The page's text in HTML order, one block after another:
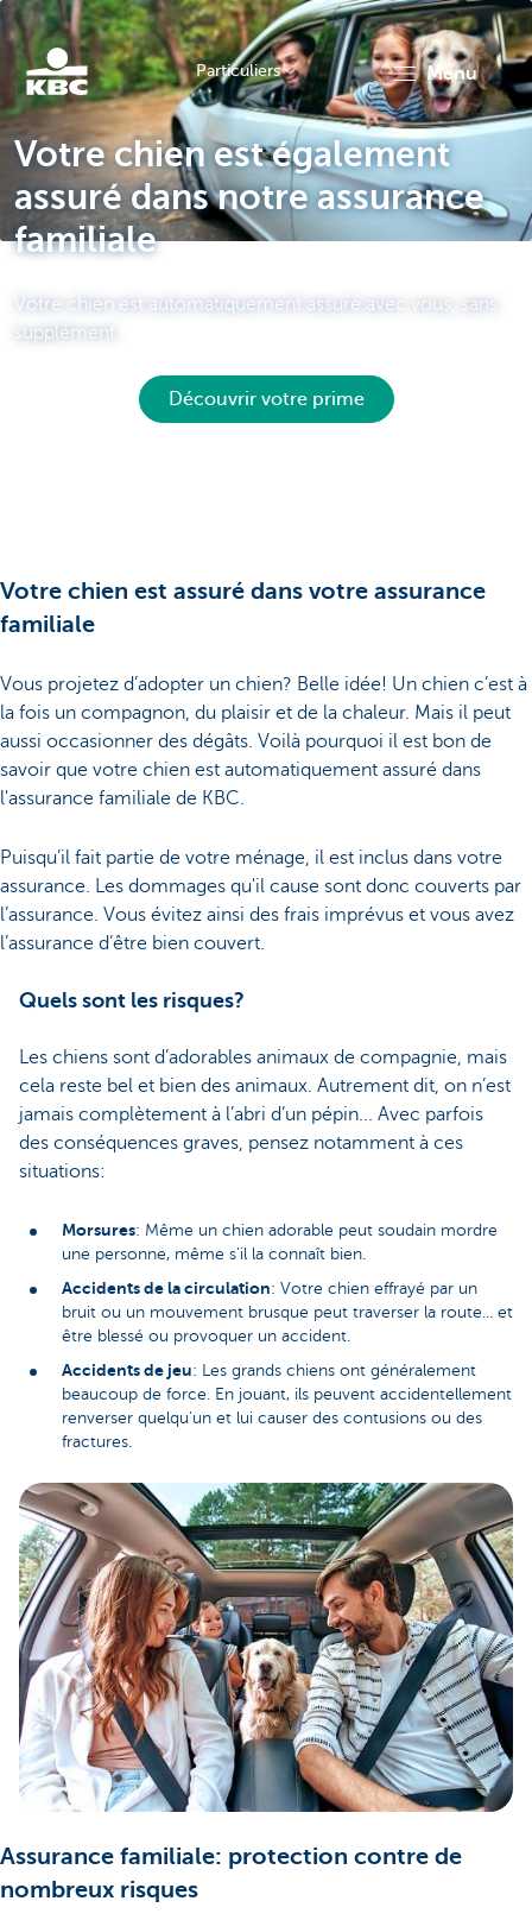
Particuliers menu
Votre chien est également
assuré dans notre assurance
familiale
Votre chien est automatiquement assuré avec vous, sans
supplément.
Découvrir votre prime
Votre chien est assuré dans votre assurance
familiale
Vous projetez d’adopter un chien? Belle idée! Un chien c’est à
la fois un compagnon, du plaisir et de la chaleur. Mais il peut
aussi occasionner des dégâts. Voilà pourquoi il est bon de
savoir que votre chien est automatiquement assuré dans
l'assurance familiale de KBC.
Puisqu’il fait partie de votre ménage, il est inclus dans votre
assurance. Les dommages qu'il cause sont donc couverts par
l’assurance. Vous évitez ainsi des frais imprévus et vous avez
l’assurance d’être bien couvert.
Quels sont les risques?
Les chiens sont d’adorables animaux de compagnie, mais
cela reste bel et bien des animaux. Autrement dit, on n’est
jamais complètement à l’abri d’un pépin... Avec parfois
des conséquences graves, pensez notamment à ces
situations:
Morsures: Même un chien adorable peut soudain mordre
une personne, même s'il la connaît bien.
Accidents de la circulation: Votre chien effrayé par un
bruit ou un mouvement brusque peut traverser la route... et
être blessé ou provoquer un accident.
Accidents de jeu: Les grands chiens ont généralement
beaucoup de force. En jouant, ils peuvent accidentellement
renverser quelqu’un et lui causer des contusions ou des
fractures.
Assurance familiale: protection contre de
nombreux risques